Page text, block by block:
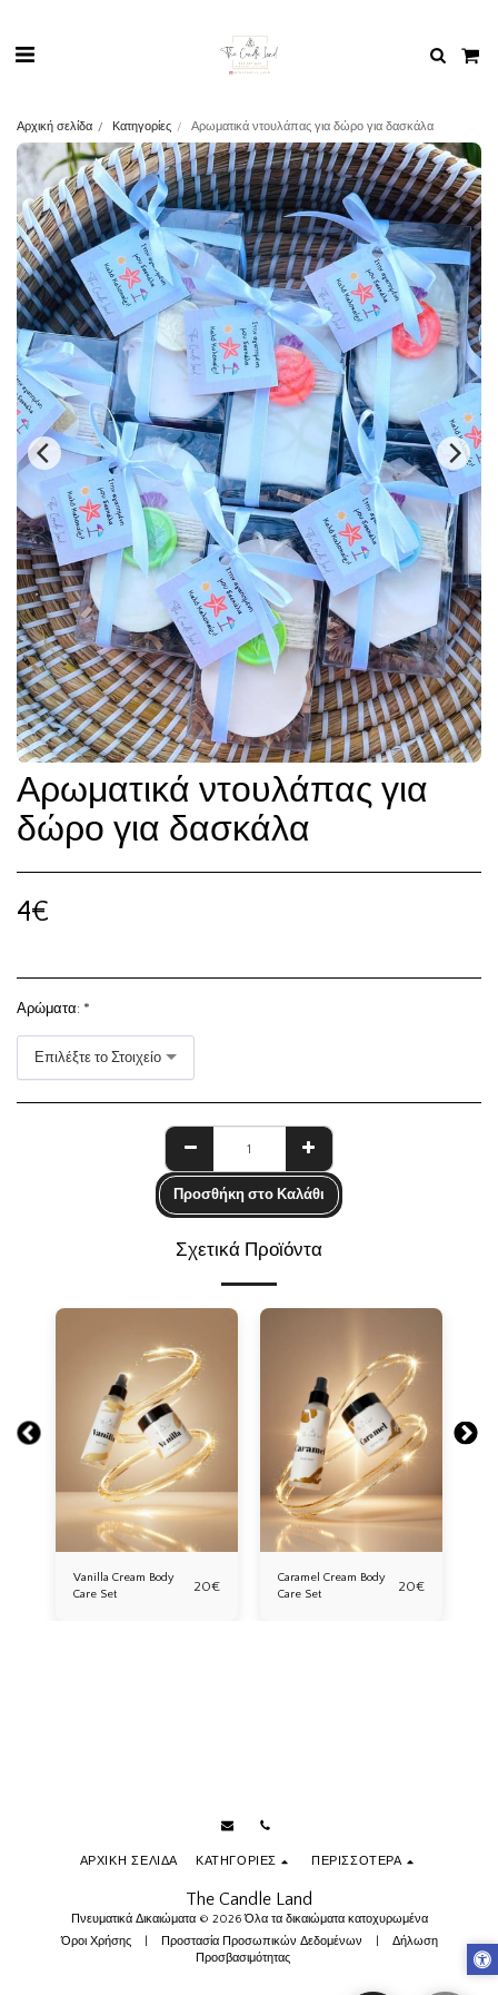
Αρχική σελίδα Κατηγορίες Αρωματικά ντουλάπας για δώρο για δασκάλα
Αρωματικά ντουλάπας για
δώρο για δασκάλα
4€
Αρώματα: *
Επιλέξτε το Στοιχείο
Προσθήκη στο Καλάθι
Σχετικά Προϊόντα
Vanilla Cream Body
Care Set
20€
Caramel Cream Body
Care Set
20€
The Candle Land
Πνευματικά Δικαιώματα © 2026 Όλα τα δικαιώματα κατοχυρωμένα
Όροι Χρήσης| Προστασία Προσωπικών Δεδομένων
Δήλωση
Προσβασιμότητας
ΑΡΧΙΚΉ ΣΕΛΊΔΑ ΚΑΤΗΓΟΡΊΕΣ ΠΕΡΙΣΣΌΤΕΡΑ